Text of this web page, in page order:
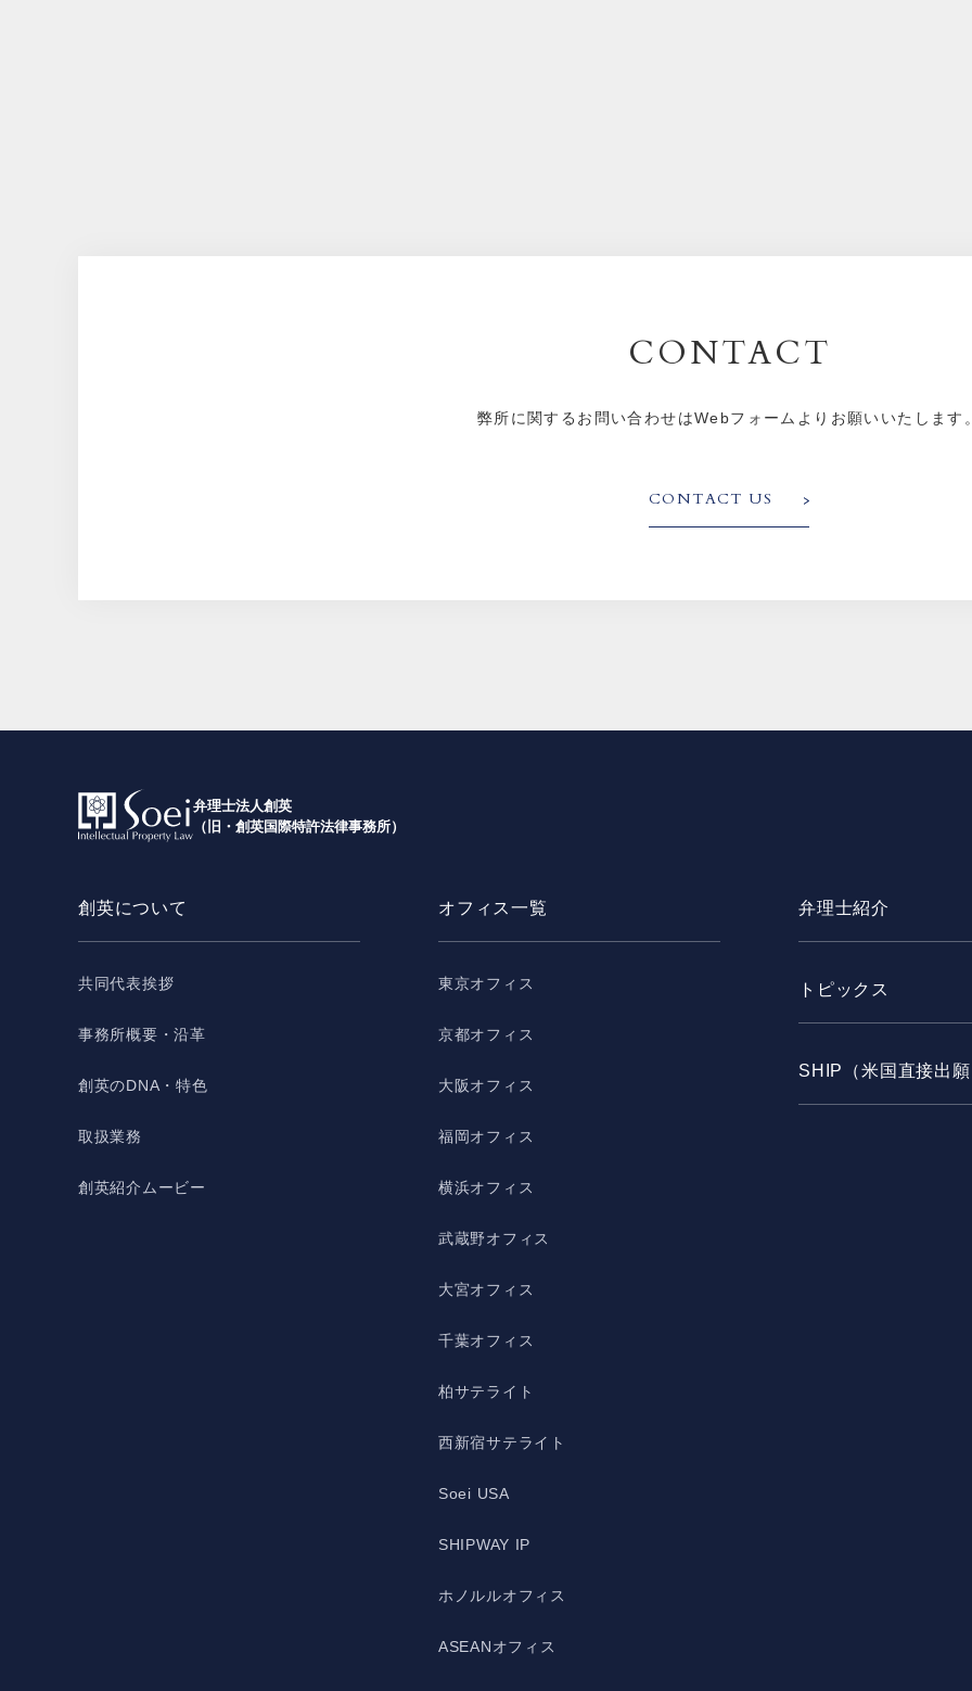
CONTACT
弊所に関するお問い合わせはWebフォームよりお願いいたします
CONTACT US
弁理士法人創英
（旧・創英国際特許法律事務所）
創英について
共同代表挨拶
事務所概要・沿革
創英のDNA・特色
取扱業務
創英紹介ムービー
オフィス一覧
東京オフィス
京都オフィス
大阪オフィス
福岡オフィス
横浜オフィス
武蔵野オフィス
大宮オフィス
千葉オフィス
柏サテライト
西新宿サテライト
Soei USA
SHIPWAY IP
ホノルルオフィス
ASEANオフィス
弁理士紹介
トピックス
SHIP（米国直接出